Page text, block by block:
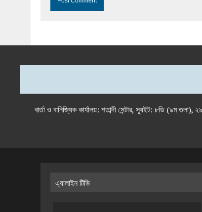
বার্তা ও বানিজ্যিক কার্যালয়: শতাব্দী সেন্টার, স্যুইট: ৮ডি
এ্যালাইন টিভি